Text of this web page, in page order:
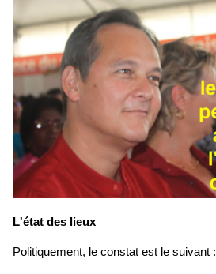
L'état des lieux
Politiquement, le constat est le suivant :